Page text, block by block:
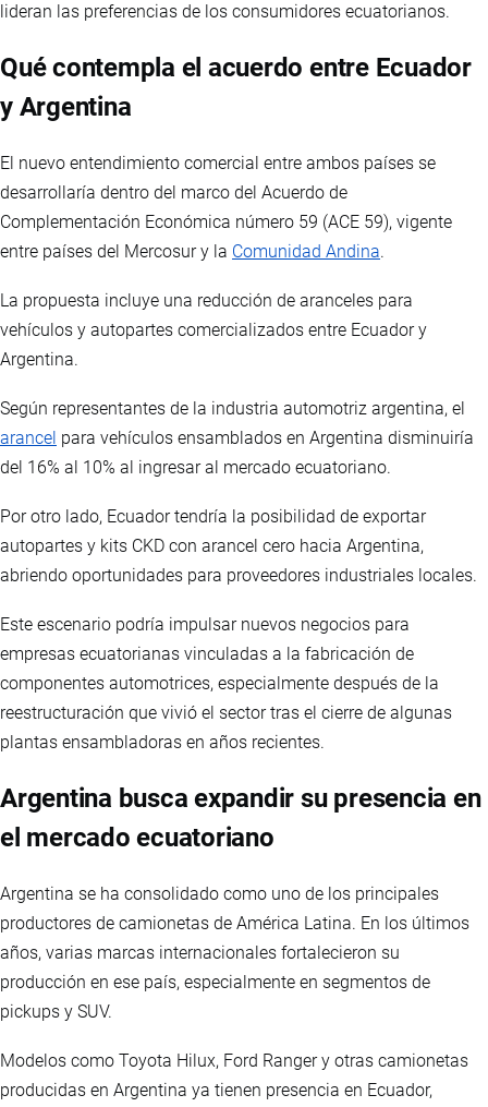
lideran las preferencias de los consumidores ecuatorianos.
Qué contempla el acuerdo entre Ecuador
y Argentina
El nuevo entendimiento comercial entre ambos países se
desarrollaría dentro del marco del Acuerdo de
Complementación Económica número 59 (ACE 59), vigente
entre países del Mercosur y la Comunidad Andina.
La propuesta incluye una reducción de aranceles para
vehículos y autopartes comercializados entre Ecuador y
Argentina.
Según representantes de la industria automotriz argentina, el
arancel para vehículos ensamblados en Argentina disminuiría
del 16% al 10% al ingresar al mercado ecuatoriano.
Por otro lado, Ecuador tendría la posibilidad de exportar
autopartes y kits CKD con arancel cero hacia Argentina,
abriendo oportunidades para proveedores industriales locales.
Este escenario podría impulsar nuevos negocios para
empresas ecuatorianas vinculadas a la fabricación de
componentes automotrices, especialmente después de la
reestructuración que vivió el sector tras el cierre de algunas
plantas ensambladoras en años recientes.
Argentina busca expandir su presencia en
el mercado ecuatoriano
Argentina se ha consolidado como uno de los principales
productores de camionetas de América Latina. En los últimos
años, varias marcas internacionales fortalecieron su
producción en ese país, especialmente en segmentos de
pickups y SUV.
Modelos como Toyota Hilux, Ford Ranger y otras camionetas
producidas en Argentina ya tienen presencia en Ecuador,